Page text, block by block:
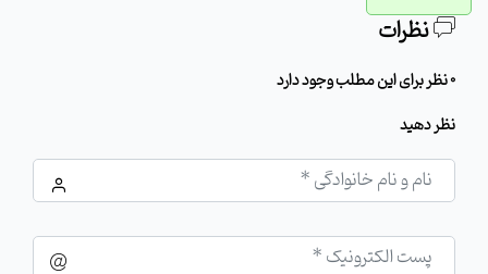
نظرات
0 نظر برای این مطلب وجود دارد
نظر دهید